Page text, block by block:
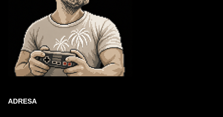
ADRESA